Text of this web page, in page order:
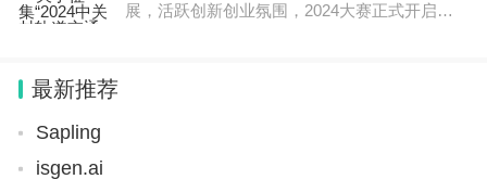
展，活跃创新创业氛围，2024大赛正式开启项
最新推荐
Sapling
isgen.ai